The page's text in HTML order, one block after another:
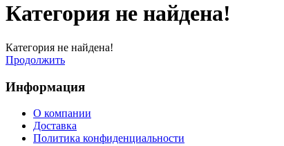
Категория не найдена!
Категория не найдена!
Продолжить
Информация
О компании
Доставка
Политика конфиденциальности